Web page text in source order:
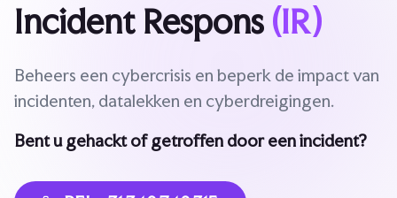
Incident Respons (IR)
Beheers een cybercrisis en beperk de impact van
incidenten, datalekken en cyberdreigingen.
Bent u gehackt of getroffen door een incident?